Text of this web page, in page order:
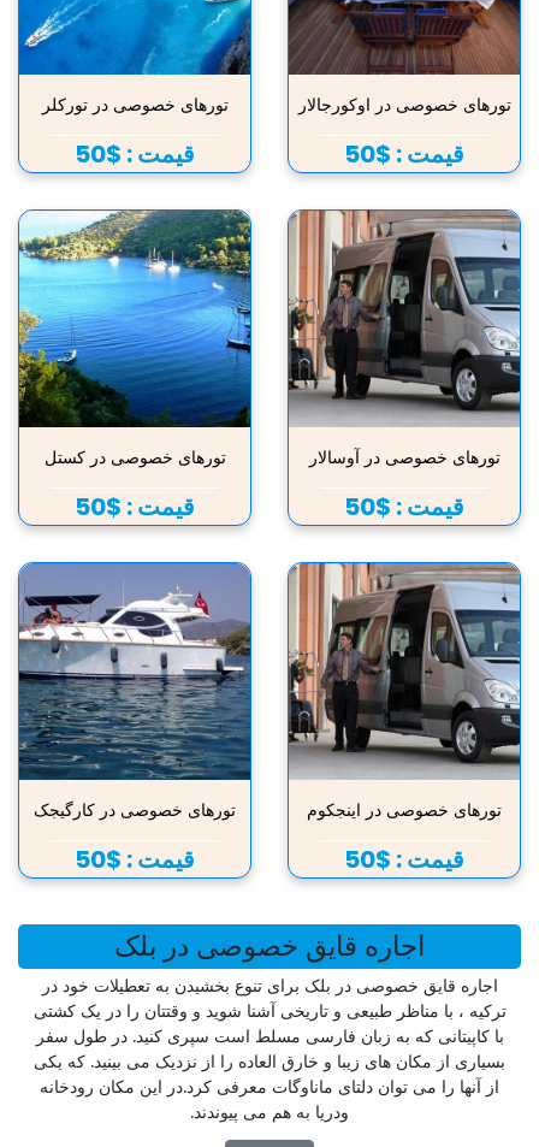
تورهای خصوصی در اوکورجالار
قیمت : $50
تورهای خصوصی در تورکلر
قیمت : $50
تورهای خصوصی در آوسالار
قیمت : $50
تورهای خصوصی در کستل
قیمت : $50
تورهای خصوصی در اینجکوم
قیمت : $50
تورهای خصوصی در کارگیجک
قیمت : $50
اجاره قایق خصوصی در بلک
اجاره قایق خصوصی در بلک برای تنوع بخشیدن به تعطیلات خود در
ترکیه ، با مناظر طبیعی و تاریخی آشنا شوید و وقتتان را در یک کشتی
با کاپیتانی که به زبان فارسی مسلط است سپری کنید. در طول سفر
بسیاری از مکان های زیبا و خارق العاده را از نزدیک می بینید. که یکی
از آنها را می توان دلتای ماناوگات معرفی کرد.در این مکان رودخانه
ودریا به هم می پیوندند.